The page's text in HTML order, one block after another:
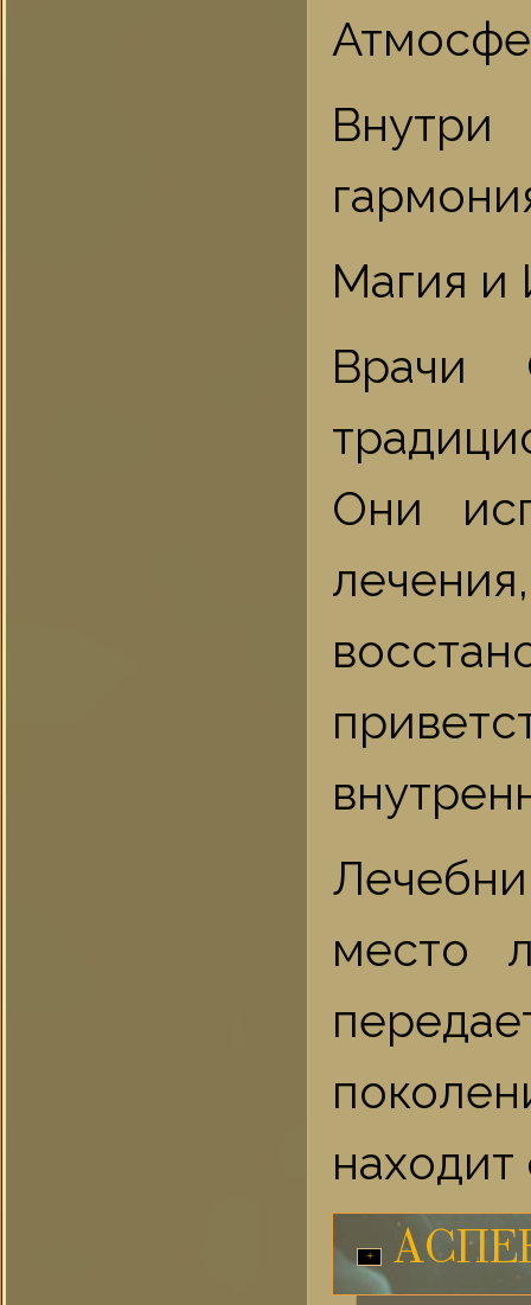
Магия и
Врачи
Они
место